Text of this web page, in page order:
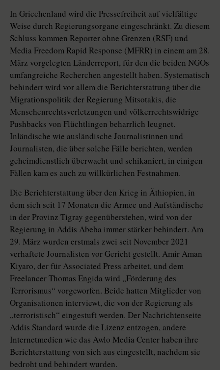
In Griechenland wird die Pressefreiheit auf vielfältige
Weise durch Regierungsorgane eingeschränkt. Zu diesem
Schluss kommen Reporter ohne Grenzen (RSF) und
Media Freedom Rapid Response (MFRR) in einem am 28.
März vorgelegten Länderreport, für den die beiden NGOs
umfangreiche Recherchen angestellt haben. Systematisch
behindert wird vor allem die Berichterstattung über die
Migrationspolitik der Regierung Mitsotakis, die
Menschenrechtsverletzungen und völkerrechtswidrige
Pushbacks von Flüchtlingen beharrlich leugnet.
Inländische wie ausländische Journalistinnen und
Journalisten, die über solche Fälle berichten, werden
geheimdienstlich überwacht und schikaniert, in einigen
Fällen kam es auch zu willkürlichen Festnahmen.
Die Berichterstattung über den Krieg in Äthiopien, in
dem sich seit 17 Monaten die Armee und Aufständische
in der Provinz Tigray gegenüberstehen, wird von der
Regierung in Addis Abeba immer stärker behindert. Am
29. März wurden erstmals zwei seit November 2021
verhaftete Journalisten vor Gericht gestellt. Amir Aman
Kiyaro, der für Associated Press arbeitet, und dem
Freelancer Thomas Engida wird „Förderung des
Terrorismus“ vorgeworfen. Beide hatten Mitglieder von
Organisationen interviewt, die von der Regierung als
„terroristisch“ eingestuft werden. Der Nachrichtenseite
Addis Standard wurde die Lizenz entzogen, andere
Internetmedien wie das Awlo Media Center haben ihre
Berichterstattung von sich aus eingestellt, nachdem sie
bedroht und behindert wurden.